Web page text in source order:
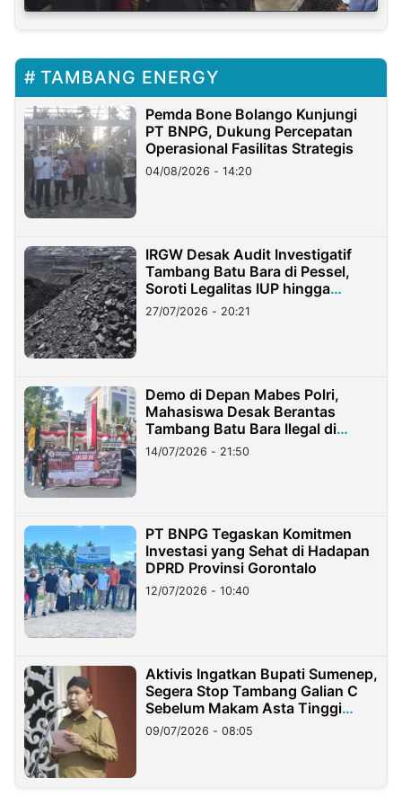
TAMBANG ENERGY
Pemda Bone Bolango Kunjungi
PT BNPG, Dukung Percepatan
Operasional Fasilitas Strategis
04/08/2026 - 14:20
IRGW Desak Audit Investigatif
Tambang Batu Bara di Pessel,
Soroti Legalitas IUP hingga
Stockpile
27/07/2026 - 20:21
Demo di Depan Mabes Polri,
Mahasiswa Desak Berantas
Tambang Batu Bara Ilegal di
Lampung
14/07/2026 - 21:50
PT BNPG Tegaskan Komitmen
Investasi yang Sehat di Hadapan
DPRD Provinsi Gorontalo
12/07/2026 - 10:40
Aktivis Ingatkan Bupati Sumenep,
Segera Stop Tambang Galian C
Sebelum Makam Asta Tinggi
Longsor
09/07/2026 - 08:05